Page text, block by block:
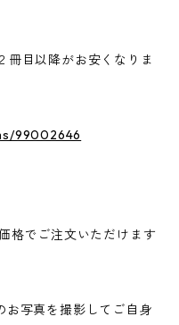
目以降がお安くなりま
99002646
格でご注文いただけます
写真を撮影してご自身